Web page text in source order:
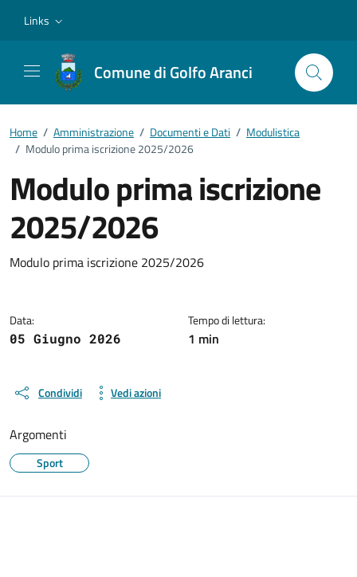
Links
Comune di Golfo Aranci
Home / Amministrazione / Documenti e Dati / Modulistica
/ Modulo prima iscrizione 2025/2026
Modulo prima iscrizione
2025/2026
Dettagli del documento
Modulo prima iscrizione 2025/2026
Data:
05 Giugno 2026
Tempo di lettura:
1 min
Condividi Vedi azioni
Argomenti
Sport